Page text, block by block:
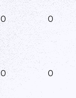
0 0
0 0